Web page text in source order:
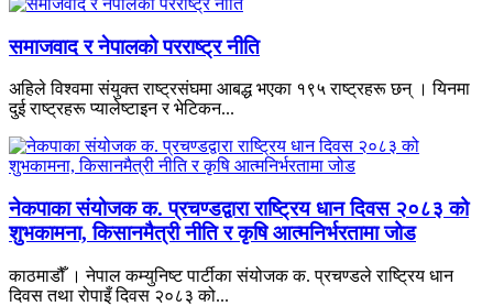
समाजवाद र नेपालको परराष्ट्र नीति
अहिले विश्वमा संयुक्त राष्ट्रसंघमा आबद्ध भएका १९५ राष्ट्रहरू छन् । यिनमा
दुई राष्ट्रहरू प्यालेष्टाइन र भेटिकन...
नेकपाका संयोजक क. प्रचण्डद्वारा राष्ट्रिय धान दिवस २०८३ को
शुभकामना, किसानमैत्री नीति र कृषि आत्मनिर्भरतामा जोड
काठमाडौँ । नेपाल कम्युनिष्ट पार्टीका संयोजक क. प्रचण्डले राष्ट्रिय धान
दिवस तथा रोपाइँ दिवस २०८३ को...